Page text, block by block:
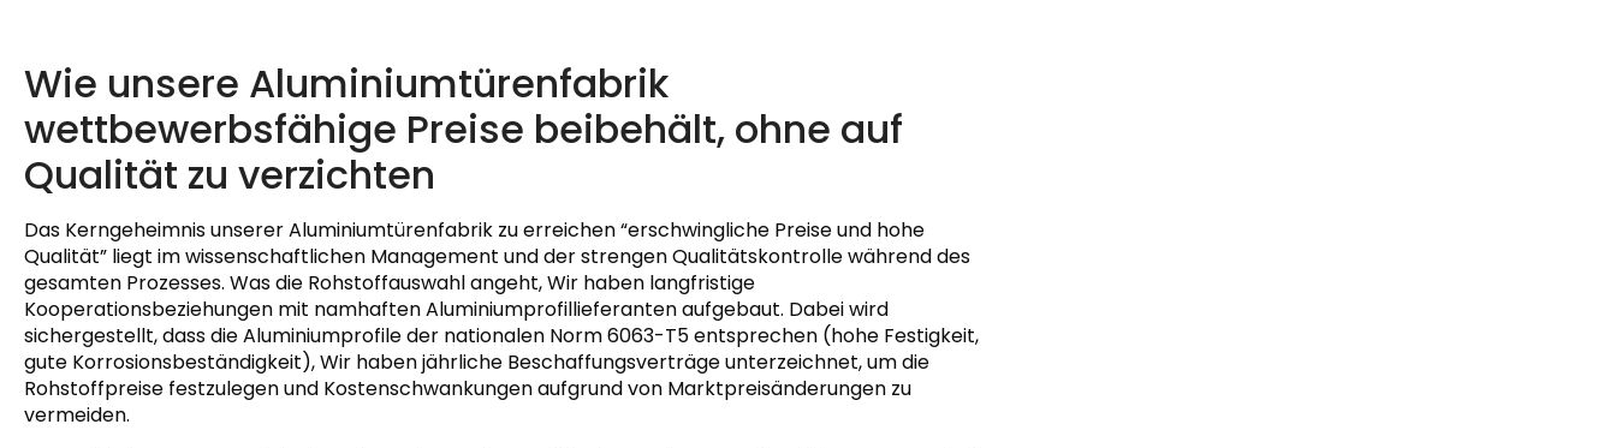
Wie unsere Aluminiumtürenfabrik
wettbewerbsfähige Preise beibehält, ohne auf
Qualität zu verzichten
Das Kerngeheimnis unserer Aluminiumtürenfabrik zu erreichen “erschwingliche Preise und hohe
Qualität” liegt im wissenschaftlichen Management und der strengen Qualitätskontrolle während des
gesamten Prozesses. Was die Rohstoffauswahl angeht, Wir haben langfristige
Kooperationsbeziehungen mit namhaften Aluminiumprofillieferanten aufgebaut. Dabei wird
sichergestellt, dass die Aluminiumprofile der nationalen Norm 6063-T5 entsprechen (hohe Festigkeit,
gute Korrosionsbeständigkeit), Wir haben jährliche Beschaffungsverträge unterzeichnet, um die
Rohstoffpreise festzulegen und Kostenschwankungen aufgrund von Marktpreisänderungen zu
vermeiden.